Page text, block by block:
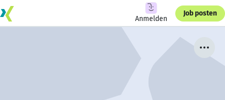
Anmelden
Job posten